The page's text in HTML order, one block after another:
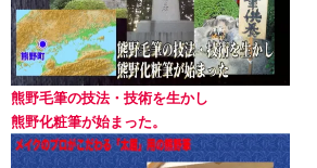
熊野毛筆の技法・技術を生かし
熊野化粧筆が始まった。